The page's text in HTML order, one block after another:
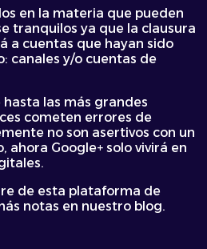
en la materia que pueden
tranquilos ya que la clausura
a cuentas que hayan sido
canales y/o cuentas de
las más grandes
cometen errores de
no son asertivos con un
ahora Google+ solo vivirá en
de esta plataforma de
notas en nuestro blog.